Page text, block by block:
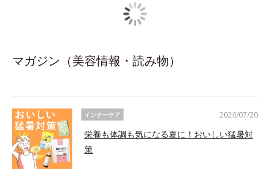
マガジン（美容情報・読み物）
インナーケア
栄養も体調も気になる夏に！おいしい猛暑対
策
2026/07/20